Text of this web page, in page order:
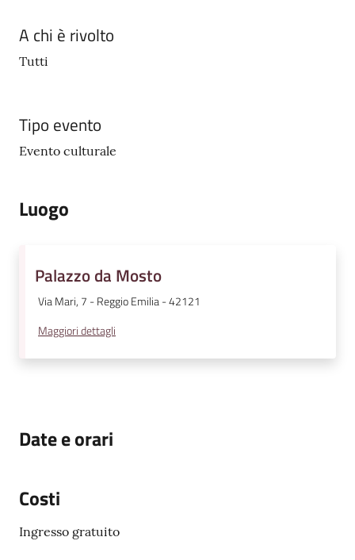
A chi è rivolto
Tutti
Tipo evento
Evento culturale
Luogo
Palazzo da Mosto
Via Mari, 7 - Reggio Emilia - 42121
Maggiori dettagli
Date e orari
Costi
Ingresso gratuito